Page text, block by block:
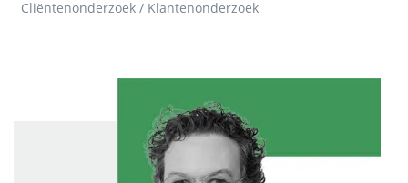
Cliëntenonderzoek / Klantenonderzoek